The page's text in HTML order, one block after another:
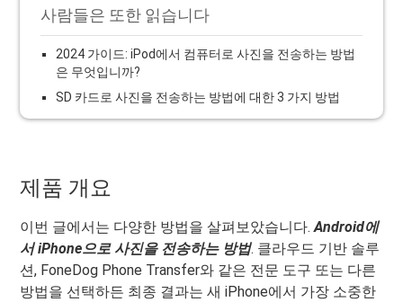
사람들은 또한 읽습니다
2024 가이드: iPod에서 컴퓨터로 사진을 전송하는 방법
은 무엇입니까?
SD 카드로 사진을 전송하는 방법에 대한 3 가지 방법
제품 개요
이번 글에서는 다양한 방법을 살펴보았습니다. Android에
서 iPhone으로 사진을 전송하는 방법. 클라우드 기반 솔루
션, FoneDog Phone Transfer와 같은 전문 도구 또는 다른
방법을 선택하든 최종 결과는 새 iPhone에서 가장 소중한